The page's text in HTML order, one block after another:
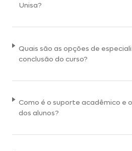
Unisa?
Quais são as opções de
conclusão do curso?
Como é o suporte acadêmico e
dos alunos?